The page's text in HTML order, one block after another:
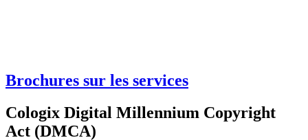
Brochures sur les services
Cologix Digital Millennium Copyright
Act (DMCA)